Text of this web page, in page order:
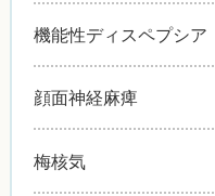
機能性ディスペプシア
顔面神経麻痺
梅核気